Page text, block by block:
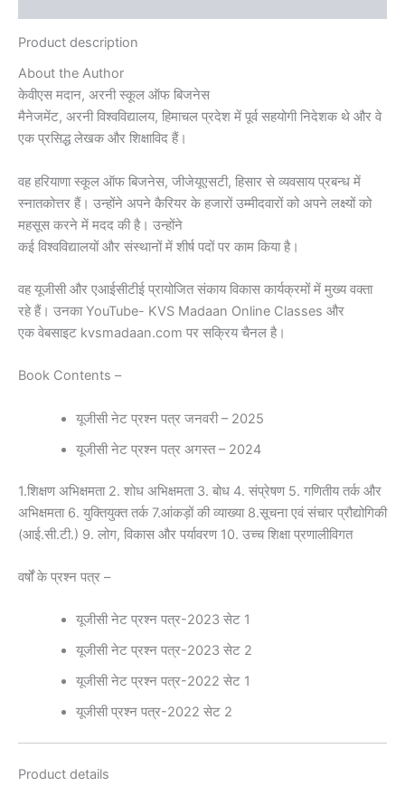
Product description
About the Author
केवीएस मदान, अरनी स्कूल ऑफ बिजनेस
मैनेजमेंट, अरनीविश्वविद्यालय, हिमाचल प्रदेश में पूर्व सहयोगी निदेशक थे और वे
एकप्रसिद्धलेखकऔर शिक्षाविद हैं।
वहहरियाणास्कूल ऑफ बिजनेस, जीजेयूएसटी, हिसार से व्यवसाय प्रबन्ध में
स्नातकोत्तर हैं। उन्होंने अपने कैरियर के हजारों उम्मीदवारों को अपने लक्ष्यों को
महसूस करने में मदद की है। उन्होंने
कई विश्वविद्यालयोंऔर संस्थानोंमें शीर्षपदोंपर काम किया है।
वहयूजीसीऔर एआईसीटीई प्रायोजित संकाय विकास कार्यक्रमों में मुख्य वक्ता
रहे हैं। उनकाYouTube- KVS Madaan Online Classes और
एकवेबसाइट kvsmadaan.com पर सक्रिय चैनल है।
Book Contents –
यूजीसीनेट प्रश्न पत्र जनवरी – 2025
यूजीसीनेट प्रश्न पत्र अगस्त – 2024
1.शिक्षण अभिक्षमता 2. शोध अभिक्षमता 3. बोध 4. संप्रेषण 5. गणितीय तर्क और
अभिक्षमता 6. युक्तियुक्त तर्क 7.आंकड़ों की व्याख्या 8.सूचना एवं संचार प्रौद्योगिकी
(आई.सी.टी.) 9. लोग, विकास और पर्यावरण 10. उच्च शिक्षा प्रणालीविगत
वर्षों के प्रश्न पत्र –
यूजीसीनेटप्रश्न पत्र-2023 सेट 1
यूजीसीनेटप्रश्न पत्र-2023 सेट 2
यूजीसीनेटप्रश्न पत्र-2022 सेट 1
यूजीसीप्रश्नपत्र-2022 सेट 2
Product details